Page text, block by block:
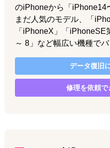
のiPhoneから「iPhone14
まだ人気のモデル、「
「iPhoneX」「
～ 8」など幅広い機種で
データ復旧
修理を依頼